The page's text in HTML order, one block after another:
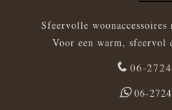
Sfeervolle
Voor een warm, sfeervol
06-
06-